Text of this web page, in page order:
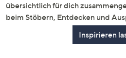
übersichtlich für dich
beim Stöbern, Entdecken und
Inspirieren